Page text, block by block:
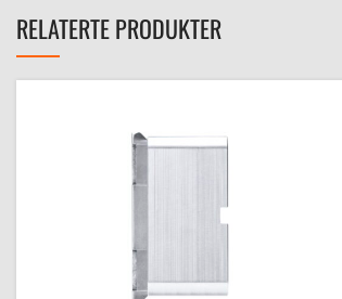
RELATERTE PRODUKTER